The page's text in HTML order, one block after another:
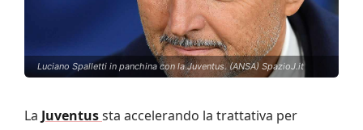
Luciano Spalletti in panchina con la Juventus. (ANSA) SpazioJ.it
La Juventussta accelerando la trattativa per